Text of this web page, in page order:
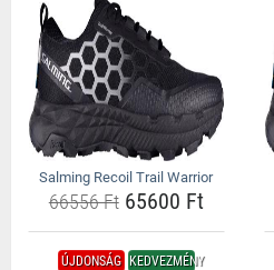
Salming Recoil Trail Warrior
66556 Ft65600 Ft
ÚJDONSÁG KEDVEZMÉNY